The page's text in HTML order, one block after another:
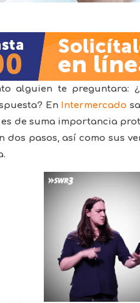
alguien te preguntara:
En Intermercado
de suma importancia
pasos, así como sus